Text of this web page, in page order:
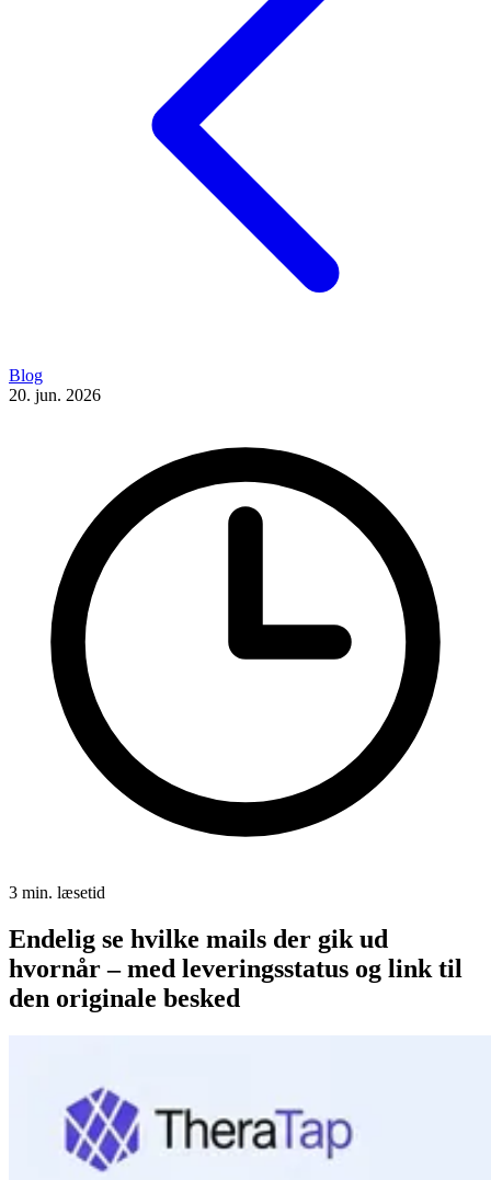
Blog
20. jun. 2026
3 min. læsetid
Endelig se hvilke mails der gik ud
hvornår – med leveringsstatus og link til
den originale besked